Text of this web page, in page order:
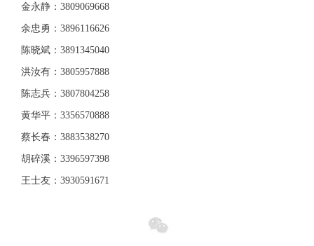
金永静：3809069668
余忠勇：3896116626
陈晓斌：3891345040
洪汝有：3805957888
陈志兵：3807804258
黄华平：3356570888
蔡长春：3883538270
胡碎溪：3396597398
王士友：3930591671